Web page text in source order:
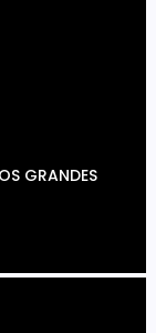
GRANDES